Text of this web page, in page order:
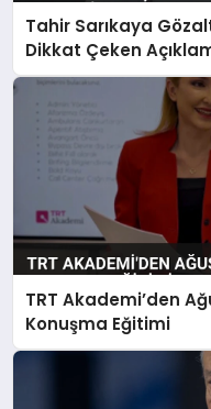
Tahir Sarıkaya
Dikkat Çeken
TRT Akademi’den
Konuşma Eğitimi